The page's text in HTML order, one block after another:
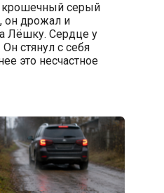
крошечный серый
он дрожал и
Лёшку. Сердце у
стянул с себя
это несчастное